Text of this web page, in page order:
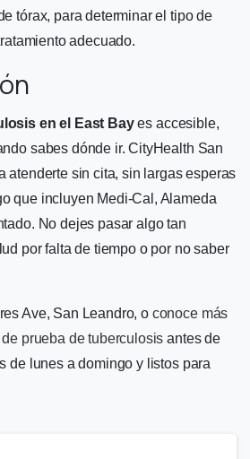
tórax, para determinar el tipo de
adecuado.
en el East Bayes accesible,
sabes dónde ir. CityHealth San
atenderte sin cita, sin largas esperas
que incluyen Medi-Cal, Alameda
No dejes pasar algo tan
por falta de tiempo o por no saber
Ave, San Leandro, o conoce más
prueba de tuberculosis antes de
de lunes a domingo y listos para